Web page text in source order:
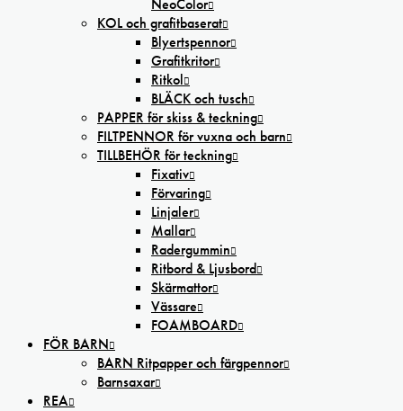
NeoColor
KOL och grafitbaserat
Blyertspennor
Grafitkritor
Ritkol
BLÄCK och tusch
PAPPER för skiss & teckning
FILTPENNOR för vuxna och barn
TILLBEHÖR för teckning
Fixativ
Förvaring
Linjaler
Mallar
Radergummin
Ritbord & Ljusbord
Skärmattor
Vässare
FOAMBOARD
FÖR BARN
BARN Ritpapper och färgpennor
Barnsaxar
REA